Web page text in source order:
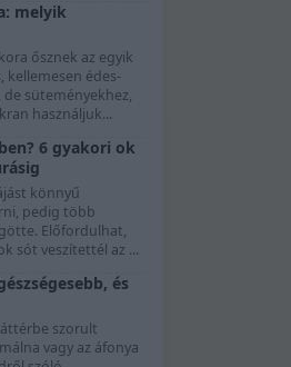
melyik
ősznek az egyik
kellemesen édes-
süteményekhez,
használjuk...
6 gyakori ok
könnyű
pedig több
Előfordulhat,
sót veszítettél az ...
és
szorult
vagy az áfonya